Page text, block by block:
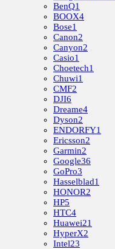
BenQ1
BOOX4
Bose1
Canon2
Canyon2
Casio1
Choetech1
Chuwi1
CMF2
DJI6
Dreame4
Dyson2
ENDORFY1
Ericsson2
Garmin2
Google36
GoPro3
Hasselblad1
HONOR2
HP5
HTC4
Huawei21
HyperX2
Intel23